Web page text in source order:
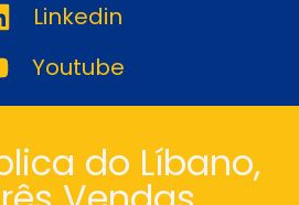
Linkedin
Youtube
do Líbano,